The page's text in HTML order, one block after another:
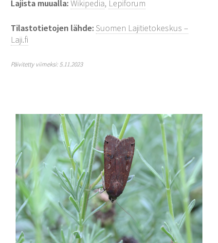
Lajista muualla:Wikipedia, Lepiforum
Tilastotietojen lähde:Suomen Lajitietokeskus –
Laji.fi
Päivitetty viimeksi: 5.11.2023